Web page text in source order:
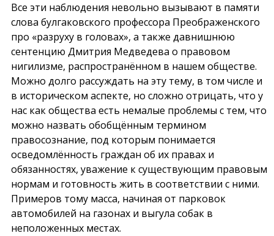
Все эти наблюдения невольно вызывают в памяти
слова булгаковского профессора Преображенского
про «разруху в головах», а также давнишнюю
сентенцию Дмитрия Медведева о правовом
нигилизме, распространённом в нашем обществе.
Можно долго рассуждать на эту тему, в том числе и
в историческом аспекте, но сложно отрицать, что у
нас как общества есть немалые проблемы с тем, что
можно назвать обобщённым термином
правосознание, под которым понимается
осведомлённость граждан об их правах и
обязанностях, уважение к существующим правовым
нормам и готовность жить в соответствии с ними.
Примеров тому масса, начиная от парковок
автомобилей на газонах и выгула собак в
неположенных местах.